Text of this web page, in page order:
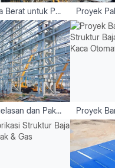
Struktur Baja Berat untuk Peralatan
Pabrik Pengelasan dan Paku Keling Minyak & Gas Alam Tiongkok